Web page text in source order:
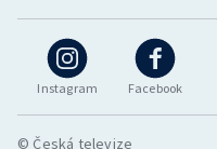
Instagram Facebook
© Česká televize